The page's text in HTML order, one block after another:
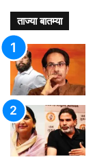
ताज्या बातम्या